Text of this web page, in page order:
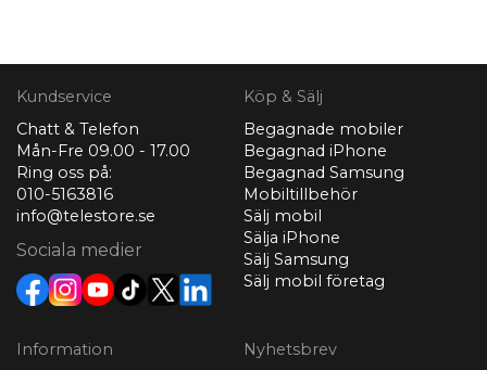
Kundservice
Chatt & Telefon
Mån-Fre 09.00 - 17.00
Ring oss på:
010-5163816
info@telestore.se
Sociala medier
Köp & Sälj
Begagnade mobiler
Begagnad iPhone
Begagnad Samsung
Mobiltillbehör
Sälj mobil
Sälja iPhone
Sälj Samsung
Sälj mobil företag
Information
Nyhetsbrev